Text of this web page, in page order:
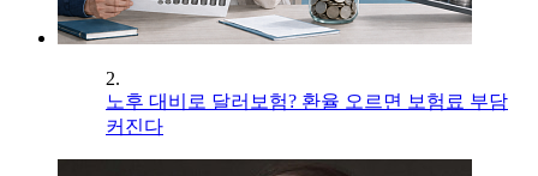
2.
노후 대비로 달러보험? 환율 오르면 보험료 부담
커진다